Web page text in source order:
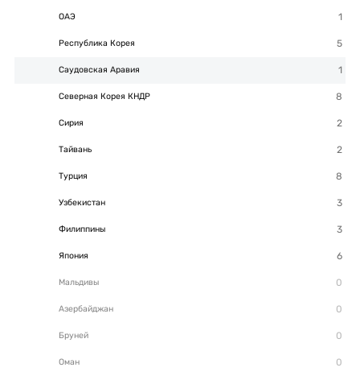
ОАЭ
Республика Корея
Саудовская Аравия
Северная Корея КНДР
Сирия
Тайвань
Турция
Узбекистан
Филиппины
Япония
Мальдивы
Азербайджан
Бруней
Оман